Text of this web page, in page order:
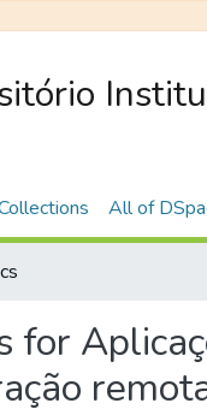
All of
for